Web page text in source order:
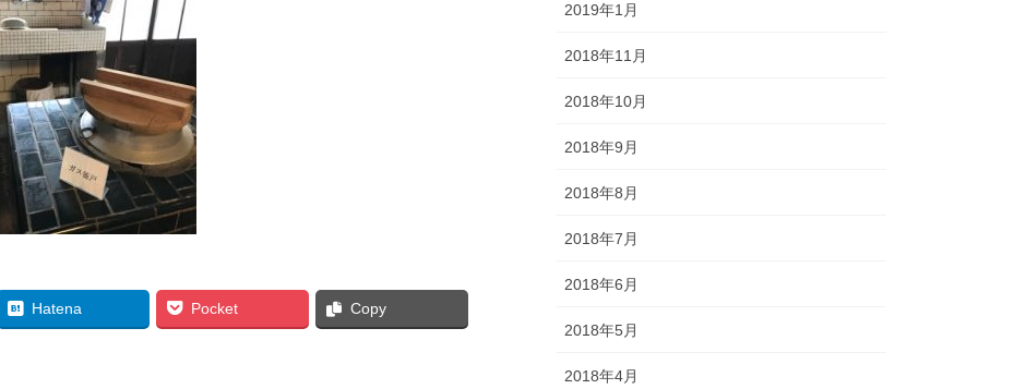
Hatena Pocket Copy
2019年1月
2018年11月
2018年10月
2018年9月
2018年8月
2018年7月
2018年6月
2018年5月
2018年4月